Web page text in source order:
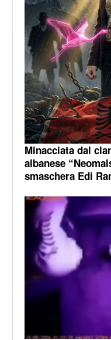
Minacciata dal
albanese
smaschera Edi